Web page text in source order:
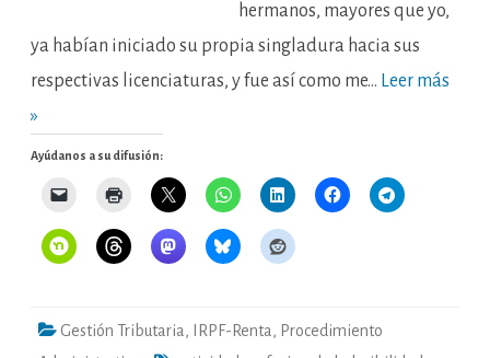
hermanos, mayores que yo,
ya habían iniciado su propia singladura hacia sus
respectivas licenciaturas, y fue así como me… Leer más
»
Ayúdanos a su difusión:
Gestión Tributaria , IRPF-Renta , Procedimiento